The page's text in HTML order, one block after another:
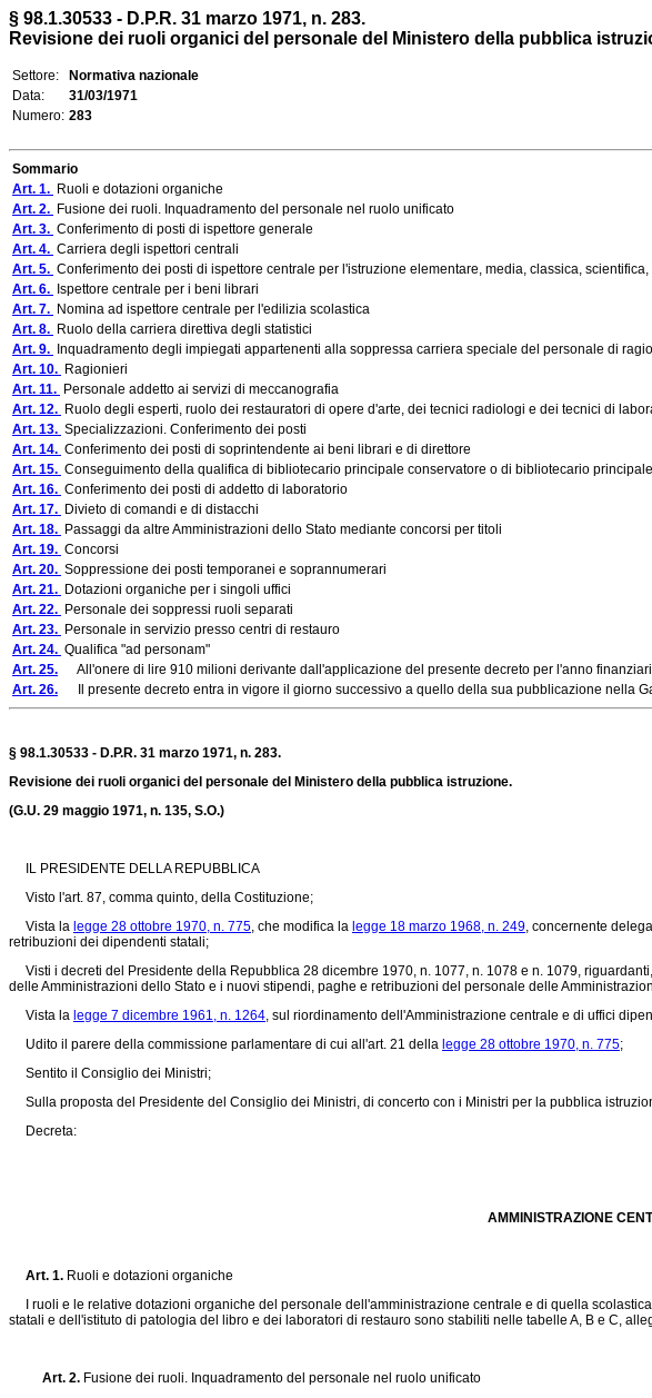
§ 98.1.30533 - D.P.R. 31 marzo 1971, n. 283.
Revisione dei ruoli organici del personale del Ministero della pubblica
Settore:
Normativa nazionale
Data:
31/03/1971
Numero: 283
Sommario
Art. 1. Ruoli e dotazioni organiche
Art. 2. Fusione dei ruoli. Inquadramento del personale nel ruolo unificato
Art. 3. Conferimento di posti di ispettore generale
Art. 4. Carriera degli ispettori centrali
Art. 5. Conferimento dei posti di ispettore centrale per l'istruzione elementare, media, classica,
Art. 6.
Ispettore centrale per i beni librari
Art. 7. Nomina ad ispettore centrale per l'edilizia scolastica
Art. 8. Ruolo della carriera direttiva degli statistici
Art. 9.
Inquadramento degli impiegati appartenenti alla soppressa carriera speciale del personale di
Art. 10. Ragionieri
Art. 11. Personale addetto ai servizi di meccanografia
Art. 12. Ruolo degli esperti, ruolo dei restauratori di opere d'arte, dei tecnici radiologi e dei tecnici di
Art. 13. Specializzazioni. Conferimento dei posti
Art. 14. Conferimento dei posti di soprintendente ai beni librari e di direttore
Art. 15. Conseguimento della qualifica di bibliotecario principale conservatore o di bibliotecario
Art. 16. Conferimento dei posti di addetto di laboratorio
Art. 17. Divieto di comandi e di distacchi
Art. 18. Passaggi da altre Amministrazioni dello Stato mediante concorsi per titoli
Art. 19. Concorsi
Art. 20. Soppressione dei posti temporanei e soprannumerari
Art. 21. Dotazioni organiche per i singoli uffici
Art. 22. Personale dei soppressi ruoli separati
Art. 23. Personale in servizio presso centri di restauro
Art. 24. Qualifica "ad personam"
Art. 25. All'onere di lire 910 milioni derivante dall'applicazione del presente decreto per l'anno
Art. 26. Il presente decreto entra in vigore il giorno successivo a quello della sua pubblicazione nella
§ 98.1.30533 - D.P.R. 31 marzo 1971, n. 283.
Revisione dei ruoli organici del personale del Ministero della pubblica istruzione.
(G.U. 29 maggio 1971, n. 135, S.O.)
IL PRESIDENTE DELLA REPUBBLICA
Visto l'art. 87, comma quinto, della Costituzione;
Vista la legge 28 ottobre 1970, n. 775, che modifica la legge 18 marzo 1968, n. 249, concernente
retribuzioni dei dipendenti statali;
Visti i decreti del Presidente della Repubblica 28 dicembre 1970, n. 1077, n. 1078 e n. 1079,
delle Amministrazioni dello Stato e i nuovi stipendi, paghe e retribuzioni del personale delle
Vista la legge 7 dicembre 1961, n. 1264, sul riordinamento dell'Amministrazione centrale e di uffici
Udito il parere della commissione parlamentare di cui all'art. 21 della legge 28 ottobre 1970, n. 775;
Sentito il Consiglio dei Ministri;
Sulla proposta del Presidente del Consiglio dei Ministri, di concerto con i Ministri per la pubblica
Decreta:
AMMINISTRAZIONE
Art. 1. Ruoli e dotazioni organiche
I ruoli e le relative dotazioni organiche del personale dell'amministrazione centrale e di quella
statali e dell'istituto di patologia del libro e dei laboratori di restauro sono stabiliti nelle tabelle A, B e C,
Art. 2. Fusione dei ruoli. Inquadramento del personale nel ruolo unificato